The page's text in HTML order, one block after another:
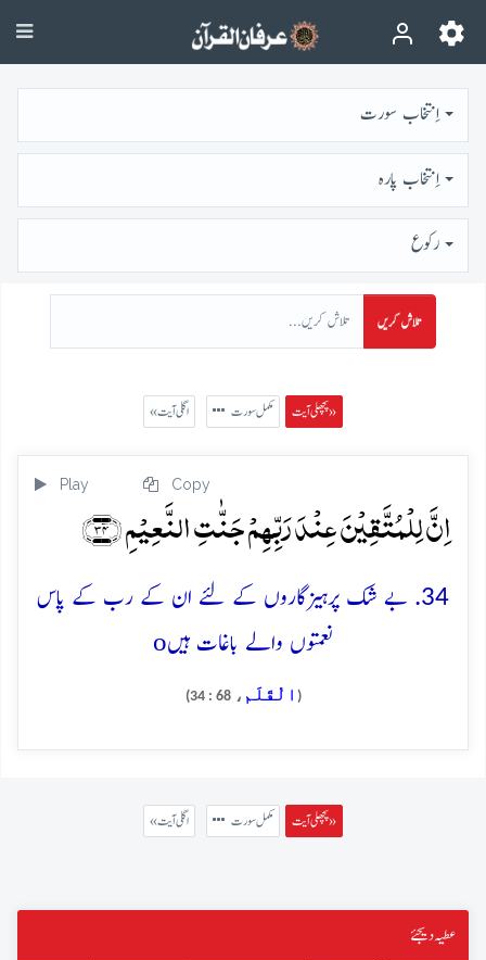
اِنتخاب سورت
اِنتخاب پارہ
رُكوع
تلاش کریں
پچھلی آیت » مکمل سورت « اگلی آیت
Play Copy
اِنَّ لِلۡمُتَّقِیۡنَ عِنۡدَ رَبِّہِمۡ جَنّٰتِ النَّعِیۡمِ ﴿۳۴﴾
34. بے شک پرہیزگاروں کے لئے ان کے رب کے پاس
نعمتوں والے باغات ہیںo
( الْقَلَم ، 68 : 34)
پچھلی آیت » مکمل سورت « اگلی آیت
عطیہ دیجئے